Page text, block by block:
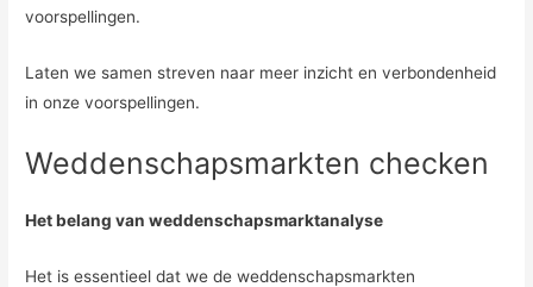
voorspellingen.
Laten we samen streven naar meer inzicht en verbondenheid
in onze voorspellingen.
Weddenschapsmarkten checken
Het belang van weddenschapsmarktanalyse
Het is essentieel dat we de weddenschapsmarkten